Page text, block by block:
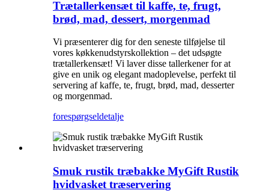
Trætallerkensæt til kaffe, te, frugt,
brød, mad, dessert, morgenmad
Vi præsenterer dig for den seneste tilføjelse til
vores køkkenudstyrskollektion – det udsøgte
trætallerkensæt! Vi laver disse tallerkener for at
give en unik og elegant madoplevelse, perfekt til
servering af kaffe, te, frugt, brød, mad, desserter
og morgenmad.
forespørgseldetalje
Smuk rustik træbakke MyGift Rustik
hvidvasket træservering